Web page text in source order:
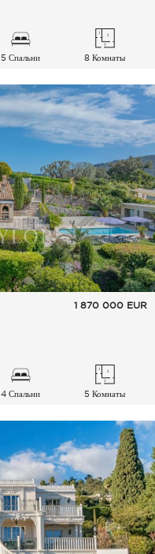
5 Спальни 8 Комнаты
1 870 000 EUR
4 Спальни 5 Комнаты